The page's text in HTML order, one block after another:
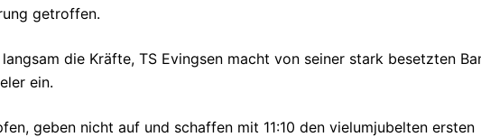
getroffen.
die Kräfte, TS Evingsen macht von seiner stark besetzten
ein.
geben nicht auf und schaffen mit 11:10 den vielumjubelten ersten